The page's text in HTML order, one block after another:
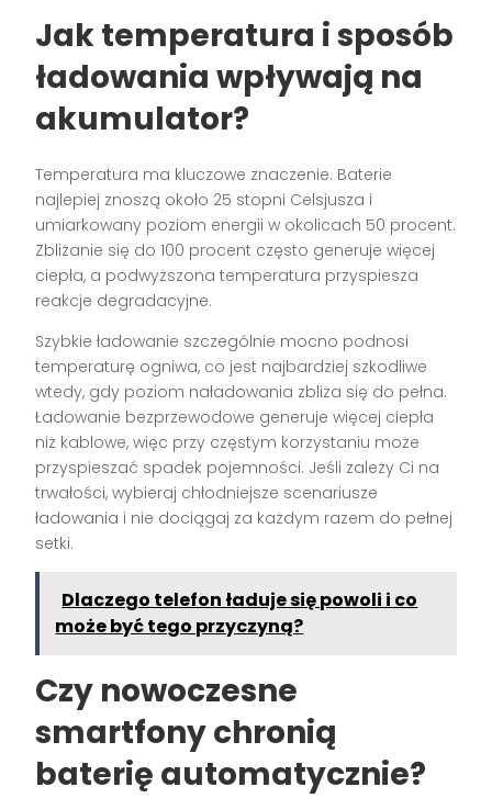
Jak temperatura i sposób
ładowania wpływają na
akumulator?
Temperatura ma kluczowe znaczenie. Baterie
najlepiej znoszą około 25 stopni Celsjusza i
umiarkowany poziom energii w okolicach 50 procent.
Zbliżanie się do 100 procent często generuje więcej
ciepła, a podwyższona temperatura przyspiesza
reakcje degradacyjne.
Szybkie ładowanie szczególnie mocno podnosi
temperaturę ogniwa, co jest najbardziej szkodliwe
wtedy, gdy poziom naładowania zbliża się do pełna.
Ładowanie bezprzewodowe generuje więcej ciepła
niż kablowe, więc przy częstym korzystaniu może
przyspieszać spadek pojemności. Jeśli zależy Ci na
trwałości, wybieraj chłodniejsze scenariusze
ładowania i nie dociągaj za każdym razem do pełnej
setki.
Dlaczego telefon ładuje się powoli i co
może być tego przyczyną?
Czy nowoczesne
smartfony chronią
baterię automatycznie?